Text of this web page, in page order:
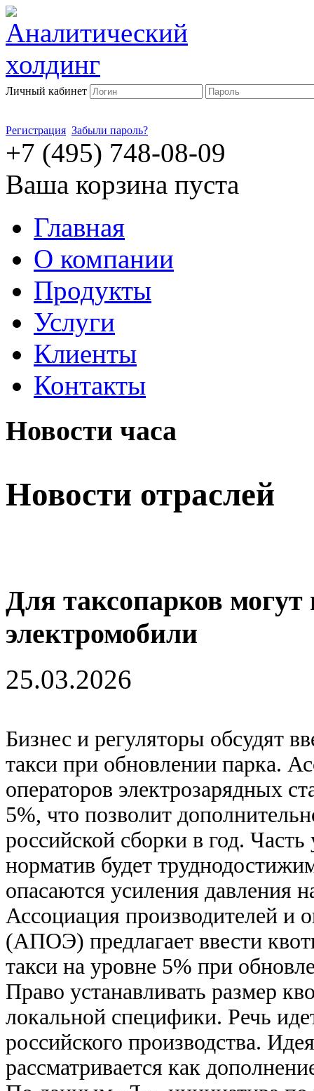
Личный кабинет
Регистрация Забыли пароль?
+7 (495) 748-08-09
Ваша корзина пуста
Главная
О компании
Продукты
Услуги
Клиенты
Контакты
Новости часа
Новости отраслей
Для таксопарков
электромобили
25.03.2026
Бизнес и регуляторы обсудят
такси при обновлении парка.
операторов электрозарядных
5%, что позволит
российской сборки в год.
норматив будет
опасаются усиления давления
Ассоциация производителей и
(АПОЭ) предлагает ввести
такси на уровне 5% при
Право устанавливать размер
локальной специфики. Речь
российского производства.
рассматривается как